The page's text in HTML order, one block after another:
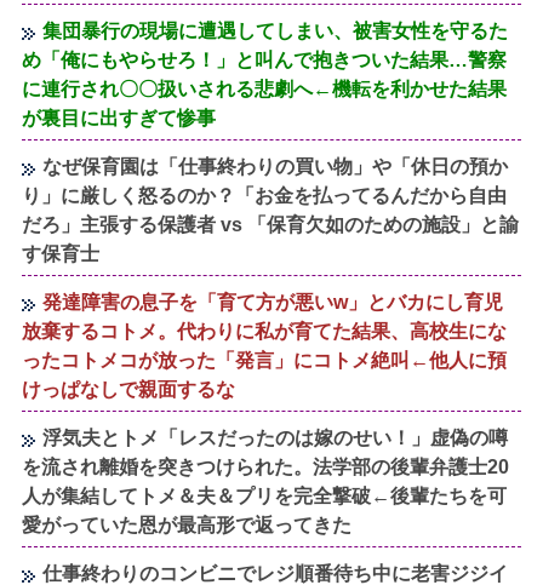
集団暴行の現場に遭遇してしまい、被害女性を守るた
め「俺にもやらせろ！」と叫んで抱きついた結果…警察
に連行され〇〇扱いされる悲劇へ←機転を利かせた結果
が裏目に出すぎて惨事
なぜ保育園は「仕事終わりの買い物」や「休日の預か
り」に厳しく怒るのか？「お金を払ってるんだから自由
だろ」主張する保護者 vs 「保育欠如のための施設」と諭
す保育士
発達障害の息子を「育て方が悪いw」とバカにし育児
放棄するコトメ。代わりに私が育てた結果、高校生にな
ったコトメコが放った「発言」にコトメ絶叫←他人に預
けっぱなしで親面するな
浮気夫とトメ「レスだったのは嫁のせい！」虚偽の噂
を流され離婚を突きつけられた。法学部の後輩弁護士20
人が集結してトメ＆夫＆プリを完全撃破←後輩たちを可
愛がっていた恩が最高形で返ってきた
仕事終わりのコンビニでレジ順番待ち中に老害ジジイ